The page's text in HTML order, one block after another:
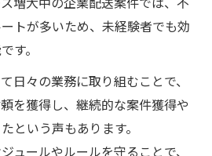
始められる軽貨物ドライバー
任感を活かし安定収入を目指
よるドライバー大募集の魅力
女が安心して活躍できる理由
不安を解消しやすい職場環境
トが多いため、未経験者でも効
す。
日々の業務に取り組むことで、
を獲得し、継続的な案件獲得や
という声もあります。
ュールやルールを守ることで、